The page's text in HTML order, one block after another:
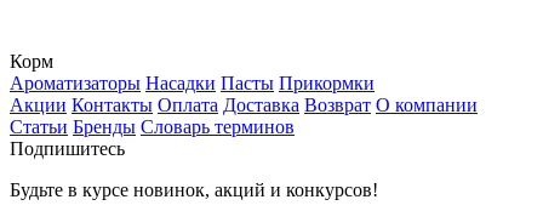
Корм
Ароматизаторы Насадки Пасты Прикормки
Акции Контакты Оплата Доставка Возврат О компании
Статьи Бренды Словарь терминов
Подпишитесь
Будьте в курсе новинок, акций и конкурсов!